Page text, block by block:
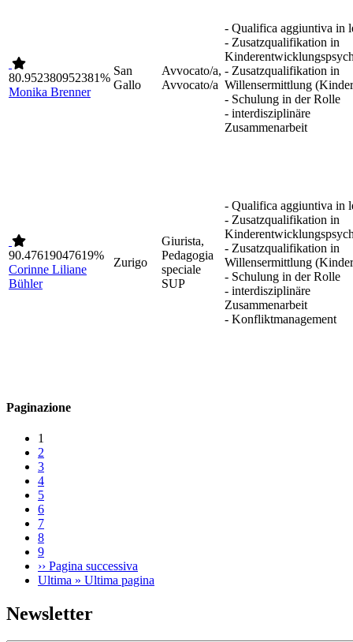
80.952380952381%
Monika Brenner
San
Gallo
Avvocato/a,
Avvocato/a
- Qualifica aggiuntiva in
- Zusatzqualifikation in
- Zusatzqualifikation in
Willensermittlung
- Schulung in der Rolle
- interdisziplinäre
Zusammenarbeit
90.47619047619%
Corinne Liliane
Bühler
Zurigo
Giurista,
Pedagogia
speciale
SUP
- Qualifica aggiuntiva in
- Zusatzqualifikation in
- Zusatzqualifikation in
Willensermittlung
- Schulung in der Rolle
- interdisziplinäre
Zusammenarbeit
- Konfliktmanagement
Paginazione
1
2
3
4
5
6
7
8
9
›› Pagina successiva
Ultima » Ultima pagina
Newsletter